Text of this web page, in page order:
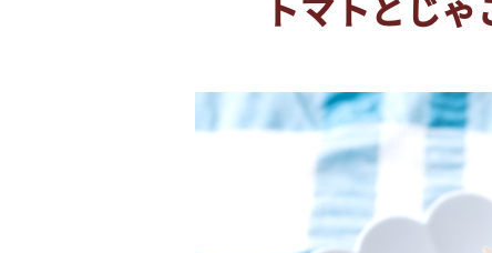
京の一味とうがらし
京の七味とうがらし
トマトとじ